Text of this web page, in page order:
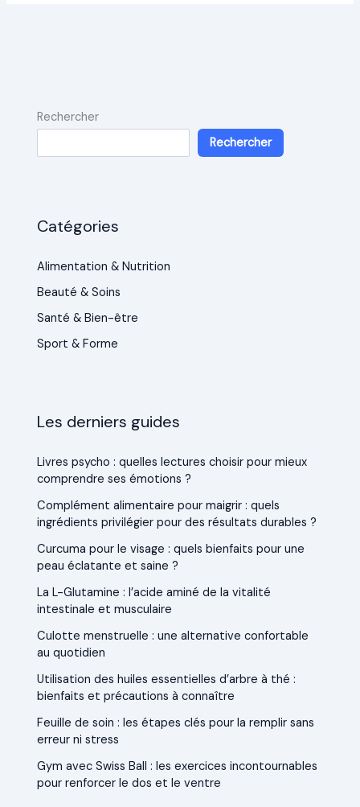
Rechercher
Rechercher
Catégories
Alimentation & Nutrition
Beauté & Soins
Santé & Bien-être
Sport & Forme
Les derniers guides
Livres psycho : quelles lectures choisir pour mieux
comprendre ses émotions ?
Complément alimentaire pour maigrir : quels
ingrédients privilégier pour des résultats durables ?
Curcuma pour le visage : quels bienfaits pour une
peau éclatante et saine ?
La L-Glutamine : l’acide aminé de la vitalité
intestinale et musculaire
Culotte menstruelle : une alternative confortable
au quotidien
Utilisation des huiles essentielles d’arbre à thé :
bienfaits et précautions à connaître
Feuille de soin : les étapes clés pour la remplir sans
erreur ni stress
Gym avec Swiss Ball : les exercices incontournables
pour renforcer le dos et le ventre